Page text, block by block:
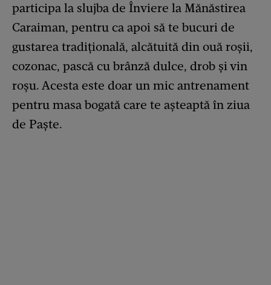
participa la slujba de Înviere la Mănăstirea
Caraiman, pentru ca apoi să te bucuri de
gustarea tradițională, alcătuită din ouă roșii,
cozonac, pască cu brânză dulce, drob și vin
roșu. Acesta este doar un mic antrenament
pentru masa bogată care te așteaptă în ziua
de Paște.